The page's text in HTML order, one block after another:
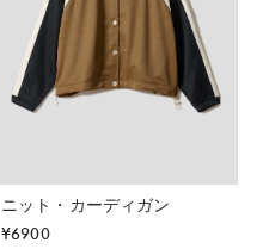
ニット・カーディガン
¥6900